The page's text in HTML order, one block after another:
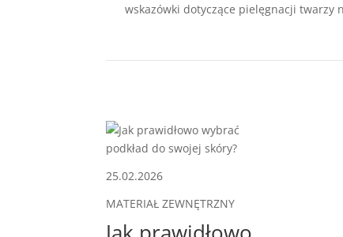
wskazówki dotyczące pielęgnacji twarzy
25.02.2026
MATERIAŁ ZEWNĘTRZNY